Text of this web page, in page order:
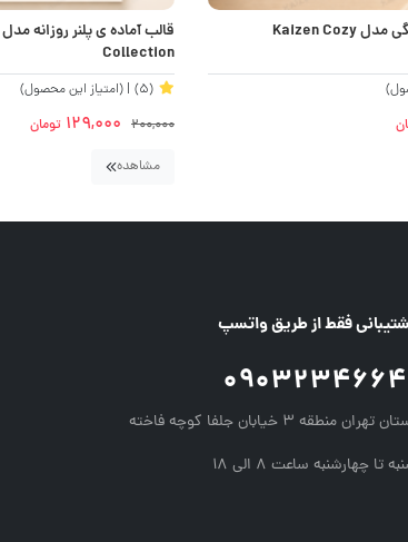
قالب آماده ی پلنر هفتگی مدل Kaizen Cozy
Collection
(5)
| (امتیاز این محصول)
200,000
129,000 تومان
مشاهده
فقط از طریق واتسپ
تهران منطقه ۳ خیابان جلفا کوچه فاخته
تا چهارشنبه ساعت ۸ الی ۱۸